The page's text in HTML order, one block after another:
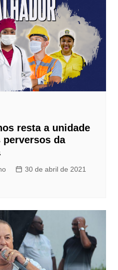
resta a unidade
perversos da
30 de abril de 2021